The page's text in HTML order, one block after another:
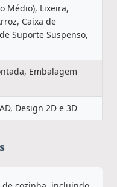
Médio), Lixeira,
Caixa de
Suporte Suspenso,
Embalagem
Design 2D e 3D